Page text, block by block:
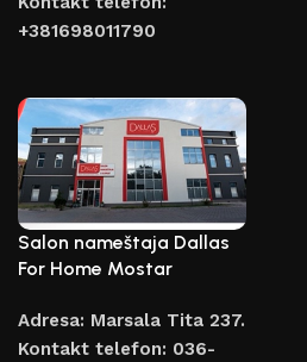
lepote. Odabrali smo za vas
proizvodnoj jedinici.
+381698011790
Salon nameštaja Dallas
For Home Mostar
Adresa: Marsala Tita 237.
Kontakt telefon: 036-